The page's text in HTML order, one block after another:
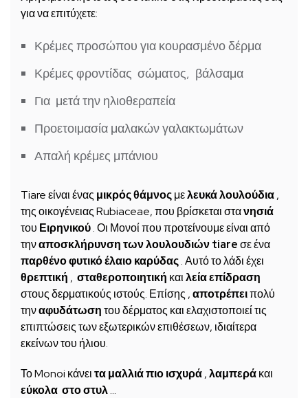
για να επιτύχετε:
Κρέμες προσώπου για κουρασμένο δέρμα
Κρέμες φροντίδας σώματος, βάλσαμα
Για μετά την ηλιοθεραπεία
Προετοιμασία μαλακών γαλακτωμάτων
Απαλή κρέμες μπάνιου
Tiare είναι ένας μικρός θάμνοςμελευκά λουλούδια,
της οικογένειας Rubiaceae, που βρίσκεται στανησιά
του Ειρηνικού. Οι Μονοί που προτείνουμε είναι από
τηναποσκλήρυνση των λουλουδιών tiareσε ένα
παρθένο φυτικό έλαιοκαρύδας. Αυτό το λάδι έχει
θρεπτική , σταθεροποιητική καιλεία επίδραση
στους δερματικούς ιστούς. Επίσης ,αποτρέπειπολύ
τηναφυδάτωσητου δέρματος και ελαχιστοποιεί τις
επιπτώσεις των εξωτερικών επιθέσεων, ιδιαίτερα
εκείνων του ήλιου.
Το Monoi κάνειτα μαλλιά πιο ισχυρά,λαμπεράκαι
εύκολα στο στυλ…